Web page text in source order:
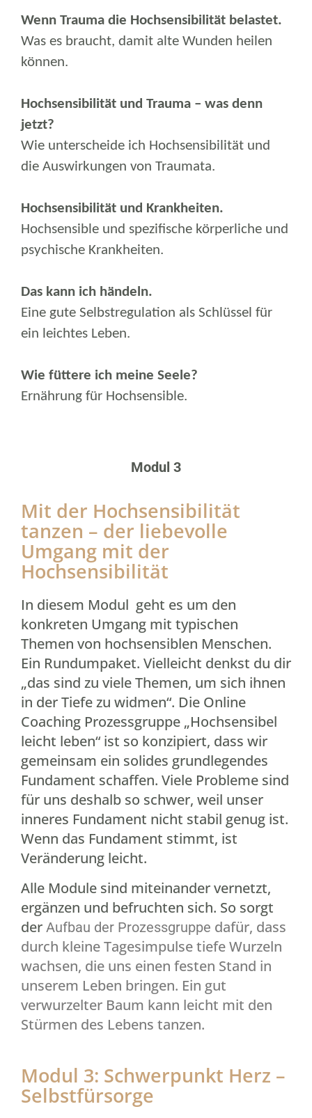
Wenn Trauma die Hochsensibilität belastet.
Was es braucht, damit alte Wunden heilen
können.
Hochsensibilität und Trauma – was denn
jetzt?
Wie unterscheide ich Hochsensibilität und
die Auswirkungen von Traumata.
Hochsensibilität und Krankheiten.
Hochsensible und spezifische körperliche und
psychische Krankheiten.
Das kann ich händeln.
Eine gute Selbstregulation als Schlüssel für
ein leichtes Leben.
Wie füttere ich meine Seele?
Ernährung für Hochsensible.
Modul 3
Mit der Hochsensibilität
tanzen – der liebevolle
Umgang mit der
Hochsensibilität
In diesem Modul geht es um den
konkreten Umgang mit typischen
Themen von hochsensiblen Menschen.
Ein Rundumpaket. Vielleicht denkst du dir
„das sind zu viele Themen, um sich ihnen
in der Tiefe zu widmen“. Die Online
Coaching Prozessgruppe „Hochsensibel
leicht leben“ ist so konzipiert, dass wir
gemeinsam ein solides grundlegendes
Fundament schaffen. Viele Probleme sind
für uns deshalb so schwer, weil unser
inneres Fundament nicht stabil genug ist.
Wenn das Fundament stimmt, ist
Veränderung leicht.
Alle Module sind miteinander vernetzt,
ergänzen und befruchten sich. So sorgt
der Aufbau der Prozessgruppe dafür, dass
durch kleine Tagesimpulse tiefe Wurzeln
wachsen, die uns einen festen Stand in
unserem Leben bringen. Ein gut
verwurzelter Baum kann leicht mit den
Stürmen des Lebens tanzen.
Modul 3: Schwerpunkt Herz –
Selbstfürsorge